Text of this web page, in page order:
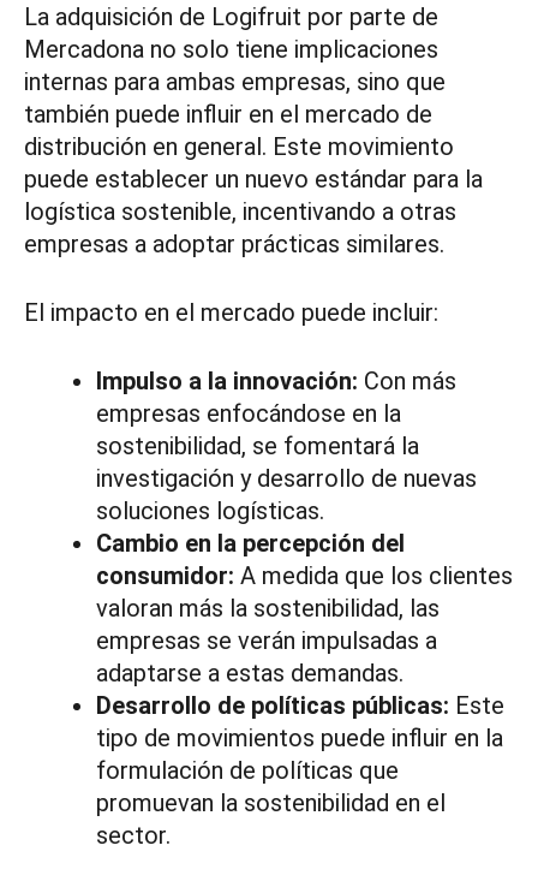
La adquisición de Logifruit por parte de
Mercadona no solo tiene implicaciones
internas para ambas empresas, sino que
también puede influir en el mercado de
distribución en general. Este movimiento
puede establecer un nuevo estándar para la
logística sostenible, incentivando a otras
empresas a adoptar prácticas similares.
El impacto en el mercado puede incluir:
Impulso a la innovación: Con más
empresas enfocándose en la
sostenibilidad, se fomentará la
investigación y desarrollo de nuevas
soluciones logísticas.
Cambio en la percepción del
consumidor: A medida que los clientes
valoran más la sostenibilidad, las
empresas se verán impulsadas a
adaptarse a estas demandas.
Desarrollo de políticas públicas: Este
tipo de movimientos puede influir en la
formulación de políticas que
promuevan la sostenibilidad en el
sector.